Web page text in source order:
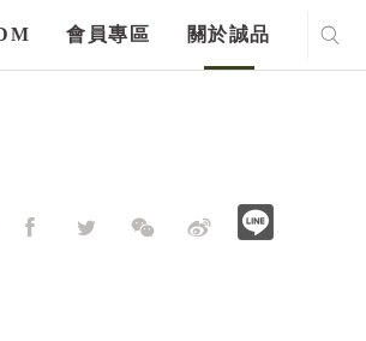
會員專區 關於誠品